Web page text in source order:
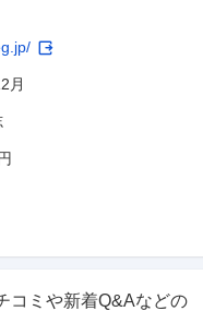
月
コミや新着Q&Aなどの